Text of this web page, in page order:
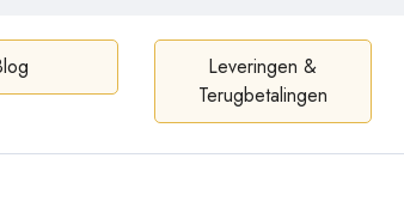
Leveringen &
Terugbetalingen